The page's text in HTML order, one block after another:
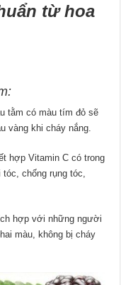
từ hoa
tằm có màu tím đỏ sẽ
vàng khi cháy nắng.
hợp Vitamin C có trong
chống rụng tóc,
hợp với những người
màu, không bị cháy